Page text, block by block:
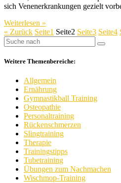
sich Venenerkrankungen gezielt
Weiterlesen »
« Zurück Seite1 Seite2 Seite3 Seite4
Weitere Themenbereiche:
Allgemein
Ernährung
Gymnastikball Training
Osteopathie
Personaltraining
Rückenschmerzen
Slingtraining
Therapie
Trainingstipps
Tubetraining
Übungen zum Nachmachen
Wischmop-Training